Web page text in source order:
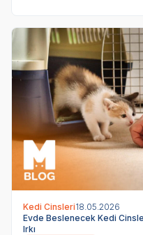
Kedi Cinsleri18.05.2026
Evde Beslenecek Kedi
Irkı